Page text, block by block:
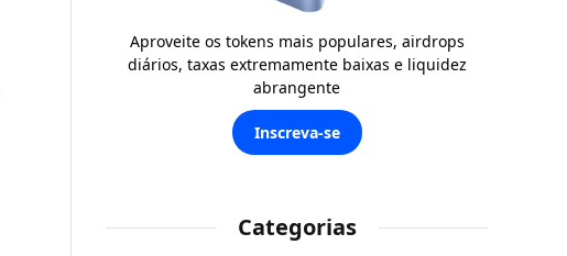
Aproveite os tokens mais populares, airdrops
diários, taxas extremamente baixas e liquidez
abrangente
Inscreva-se
Categorias